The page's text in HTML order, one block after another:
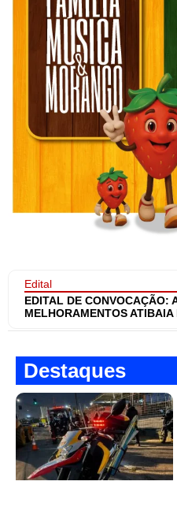
Edital
EDITAL DE CONVOCAÇÃO:
MELHORAMENTOS ATIBAIA
Destaques